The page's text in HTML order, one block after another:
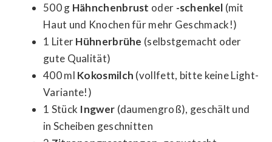
500 g Hähnchenbrust oder -schenkel (mit
Haut und Knochen für mehr Geschmack!)
1 LiterHühnerbrühe (selbstgemacht oder
gute Qualität)
400 ml Kokosmilch (vollfett, bitte keine Light-
Variante!)
1 Stück Ingwer (daumengroß), geschält und
in Scheiben geschnitten